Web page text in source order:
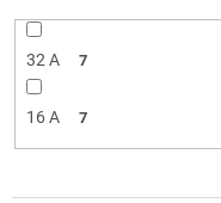
32 A 7
16 A 7